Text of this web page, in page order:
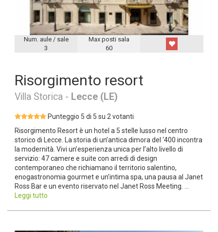
Num. aule / sale
3
Max posti sala
60
Risorgimento resort
Villa Storica - Lecce (LE)
Punteggio 5 di 5 su 2 votanti
Risorgimento Resort è un hotel a 5 stelle lusso nel centro
storico di Lecce. La storia di un’antica dimora del ‘400 incontra
la modernità. Vivi un’esperienza unica per l’alto livello di
servizio: 47 camere e suite con arredi di design
contemporaneo che richiamano il territorio salentino,
enogastronomia gourmet e un’intima spa, una pausa al Janet
Ross Bar e un evento riservato nel Janet Ross Meeting. ...
Leggi tutto